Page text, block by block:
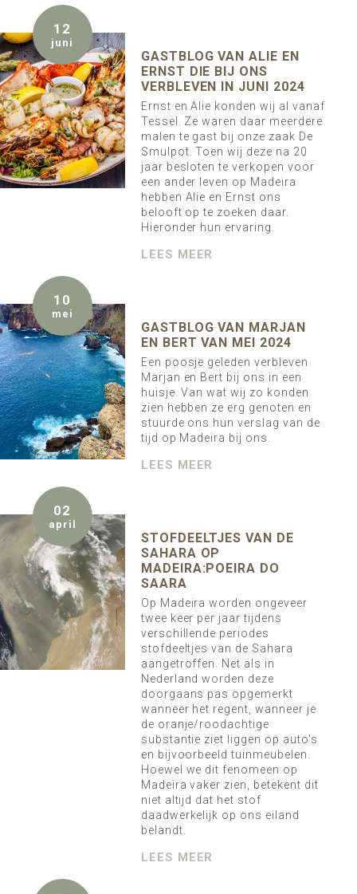
12
juni
GASTBLOG VAN ALIE EN
ERNST DIE BIJ ONS
VERBLEVEN IN JUNI 2024
Ernst en Alie konden wij al vanaf
Tessel. Ze waren daar meerdere
malen te gast bij onze zaak De
Smulpot. Toen wij deze na 20
jaar besloten te verkopen voor
een ander leven op Madeira
hebben Alie en Ernst ons
belooft op te zoeken daar.
Hieronder hun ervaring.
LEES MEER
10
mei
GASTBLOG VAN MARJAN
EN BERT VAN MEI 2024
Een poosje geleden verbleven
Marjan en Bert bij ons in een
huisje. Van wat wij zo konden
zien hebben ze erg genoten en
stuurde ons hun verslag van de
tijd op Madeira bij ons.
LEES MEER
02
april
STOFDEELTJES VAN DE
SAHARA OP
MADEIRA:POEIRA DO
SAARA
Op Madeira worden ongeveer
twee keer per jaar tijdens
verschillende periodes
stofdeeltjes van de Sahara
aangetroffen. Net als in
Nederland worden deze
doorgaans pas opgemerkt
wanneer het regent, wanneer je
de oranje/roodachtige
substantie ziet liggen op auto's
en bijvoorbeeld tuinmeubelen.
Hoewel we dit fenomeen op
Madeira vaker zien, betekent dit
niet altijd dat het stof
daadwerkelijk op ons eiland
belandt.
LEES MEER